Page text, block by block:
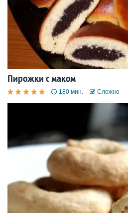
Пирожки с маком
180 мин. Сложно